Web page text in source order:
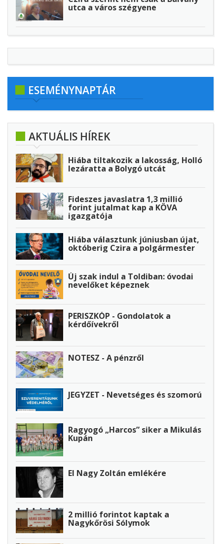
utca a város szégyene
ESEMÉNYNAPTÁR
AKTUÁLIS HÍREK
Hiába tiltakozik a lakosság, Holló
lezáratta a Bolygó utcát
Fideszes javaslatra 1,3 millió
forint jutalmat kap a KÖVA
igazgatója
Hiába választunk júniusban újat,
októberig Czira a polgármester
Új szak indul a Toldiban: óvodai
nevelőket képeznek
PERISZKÓP - Gondolatok a
kérdőívekről
NOTESZ - A pénzről
JEGYZET - Nevetséges és szomorú
Ragyogó „Harcos” siker a Mikulás
Kupán
El Nagy Zoltán emlékére
2 millió forintot kaptak a
Nagykőrösi Sólymok